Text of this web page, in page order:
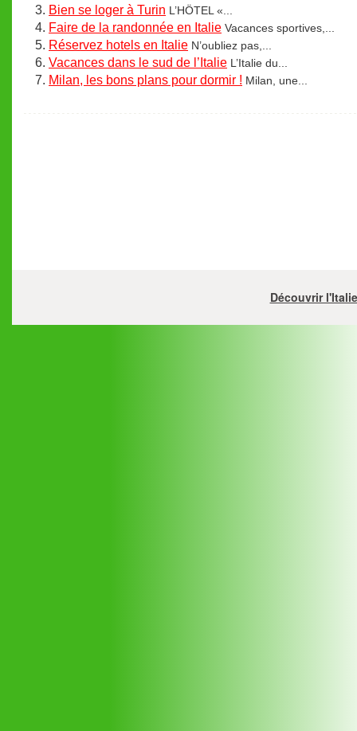
Bien se loger à Turin L’HÖTEL «...
Faire de la randonnée en Italie Vacances sportives,...
Réservez hotels en Italie N’oubliez pas,...
Vacances dans le sud de l’Italie L’Italie du...
Milan, les bons plans pour dormir ! Milan, une...
Découvrir